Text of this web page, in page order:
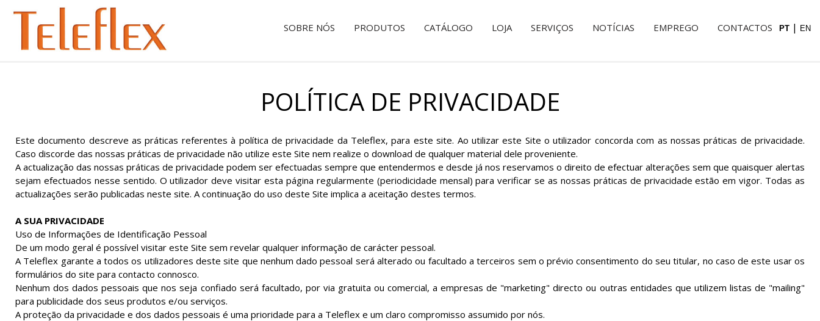
SOBRE NÓS PRODUTOS CATÁLOGO LOJA SERVIÇOS NOTÍCIAS EMPREGO CONTACTOS |
POLÍTICA DE PRIVACIDADE
Este documento descreve as práticas referentes à política de privacidade da Teleflex, para este site. Ao utilizar este Site o utilizador concorda com as nossas práticas de privacidade.
Caso discorde das nossas práticas de privacidade não utilize este Site nem realize o download de qualquer material dele proveniente.
A actualização das nossas práticas de privacidade podem ser efectuadas sempre que entendermos e desde já nos reservamos o direito de efectuar alterações sem que quaisquer alertas
sejam efectuados nesse sentido. O utilizador deve visitar esta página regularmente (periodicidade mensal) para verificar se as nossas práticas de privacidade estão em vigor. Todas as
actualizações serão publicadas neste site. A continuação do uso deste Site implica a aceitação destes termos.
A SUA PRIVACIDADE
Uso de Informações de Identificação Pessoal
De um modo geral é possível visitar este Site sem revelar qualquer informação de carácter pessoal.
A Teleflex garante a todos os utilizadores deste site que nenhum dado pessoal será alterado ou facultado a terceiros sem o prévio consentimento do seu titular, no caso de este usar os
formulários do site para contacto connosco.
Nenhum dos dados pessoais que nos seja confiado será facultado, por via gratuita ou comercial, a empresas de "marketing" directo ou outras entidades que utilizem listas de "mailing"
para publicidade dos seus produtos e/ou serviços.
A proteção da privacidade e dos dados pessoais é uma prioridade para a Teleflex e um claro compromisso assumido por nós.